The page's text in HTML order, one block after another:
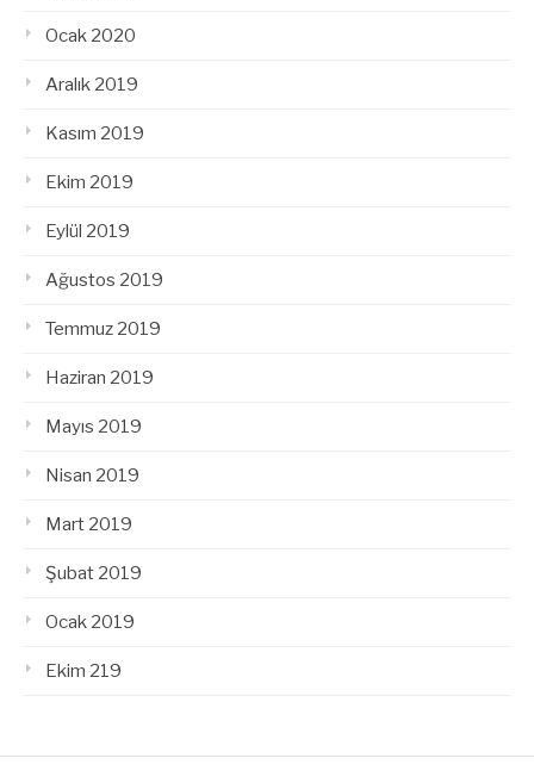
Ocak 2020
Aralık 2019
Kasım 2019
Ekim 2019
Eylül 2019
Ağustos 2019
Temmuz 2019
Haziran 2019
Mayıs 2019
Nisan 2019
Mart 2019
Şubat 2019
Ocak 2019
Ekim 219